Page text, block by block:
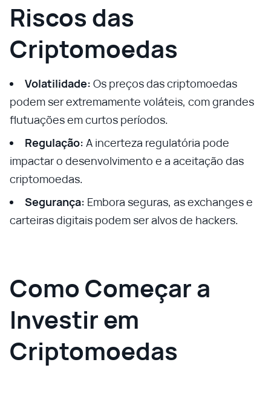
Riscos das
Criptomoedas
Volatilidade: Os preços das criptomoedas
podem ser extremamente voláteis, com grandes
flutuações em curtos períodos.
Regulação: A incerteza regulatória pode
impactar o desenvolvimento e a aceitação das
criptomoedas.
Segurança: Embora seguras, as exchanges e
carteiras digitais podem ser alvos de hackers.
Como Começar a
Investir em
Criptomoedas